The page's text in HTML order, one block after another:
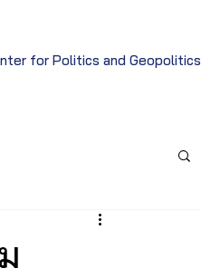
for Politics and Geopolitics